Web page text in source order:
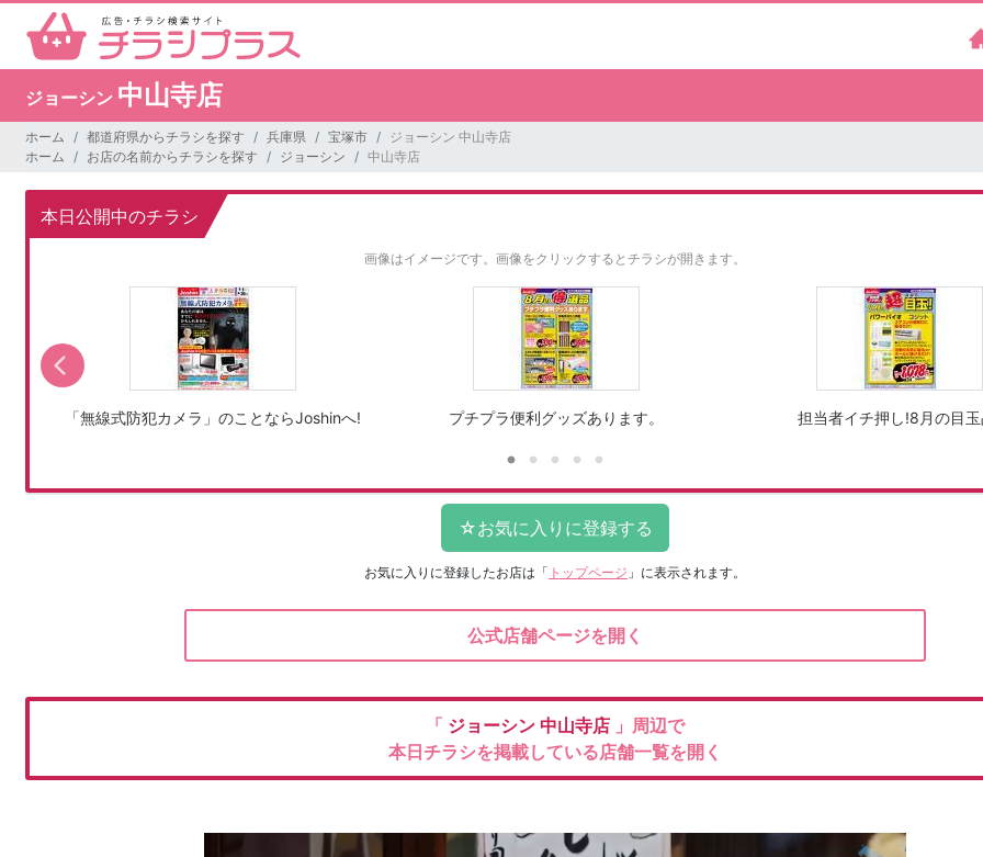
ジョーシン 中山寺店
ホーム 都道府県からチラシを探す 兵庫県 宝塚市
ジョーシン 中山寺店
ホーム
お店の名前からチラシを探す ジョーシン 中山寺店
本日公開中のチラシ
画像はイメージです。 画像をクリックするとチラシが開きます。
「無線式防犯カメラ」のことならJoshinへ! プチプラ便利グッズあります。 担当者イチ押し!8月の目玉
お気に入りに登録したお店は 「 トップページ 」に表示されます。
公式店舗ページを開く
「 ジョーシン 中山寺店 」周辺で
本日チラシを掲載している店舗一覧を開く